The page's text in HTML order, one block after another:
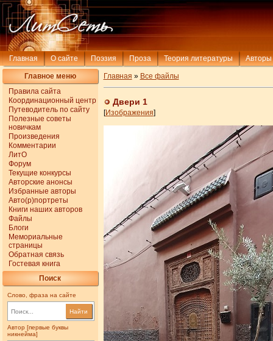
Главная О сайте Поэзия Проза Теория литературы Авторы
Главное меню
Правила сайта
Координационный центр
Путеводитель по сайту
Полезные советы
новичкам
Произведения
Комментарии
ЛитО
Форум
Текущие конкурсы
Авторские анонсы
Избранные авторы
Авто(р)портреты
Книги наших авторов
Файлы
Блоги
Мемориальные
страницы
Обратная связь
Гостевая книга
Поиск
Слово, фраза на сайте
Найти
Автор [первые буквы
никнейма]
Главная » Все файлы
Двери 1
[Изображения]